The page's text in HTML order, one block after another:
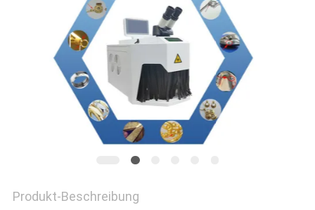
РУССКИЙ
SITEMAP
Produkt-Beschreibung